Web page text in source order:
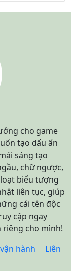
cho game
tạo dấu ấn
sáng tạo
chữ ngược,
biểu tượng
liên tục, giúp
cái tên độc
cập ngay
riêng cho mình!
hành
Liên